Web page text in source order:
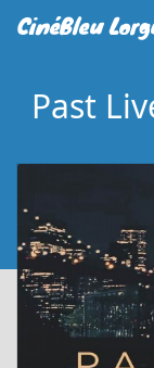
CinéBleu
Past